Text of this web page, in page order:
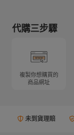
代購三步驟
複製你想購買的
商品網址
未到貨理賠